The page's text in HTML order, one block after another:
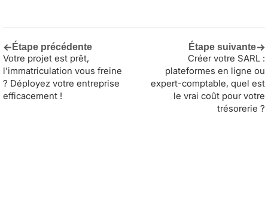
← Étape précédente
Votre projet est prêt,
l’immatriculation vous freine
? Déployez votre entreprise
efficacement !
Étape suivante→
Créer votre SARL :
plateformes en ligne ou
expert-comptable, quel est
le vrai coût pour votre
trésorerie ?